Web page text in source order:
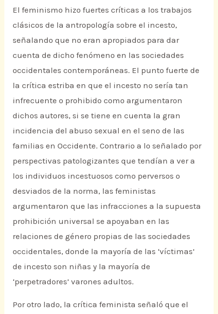
El feminismo hizo fuertes críticas a los trabajos
clásicos de la antropología sobre el incesto,
señalando que no eran apropiados para dar
cuenta de dicho fenómeno en las sociedades
occidentales contemporáneas. El punto fuerte de
la crítica estriba en que el incesto no sería tan
infrecuente o prohibido como argumentaron
dichos autores, si se tiene en cuenta la gran
incidencia del abuso sexual en el seno de las
familias en Occidente. Contrario a lo señalado por
perspectivas patologizantes que tendían a ver a
los individuos incestuosos como perversos o
desviados de la norma, las feministas
argumentaron que las infracciones a la supuesta
prohibición universal se apoyaban en las
relaciones de género propias de las sociedades
occidentales, donde la mayoría de las ‘víctimas’
de incesto son niñas y la mayoría de
‘perpetradores’ varones adultos.
Por otro lado, la crítica feminista señaló que el